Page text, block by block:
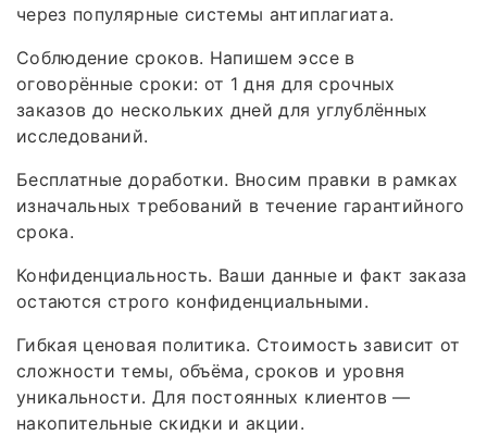
через популярные системы антиплагиата.
Соблюдение сроков. Напишем эссе в
оговорённые сроки: от 1 дня для срочных
заказов до нескольких дней для углублённых
исследований.
Бесплатные доработки. Вносим правки в рамках
изначальных требований в течение гарантийного
срока.
Конфиденциальность. Ваши данные и факт заказа
остаются строго конфиденциальными.
Гибкая ценовая политика. Стоимость зависит от
сложности темы, объёма, сроков и уровня
уникальности. Для постоянных клиентов —
накопительные скидки и акции.